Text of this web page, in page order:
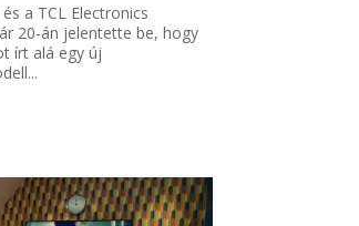
a TCL Electronics
20-án jelentette be, hogy
írt alá egy új